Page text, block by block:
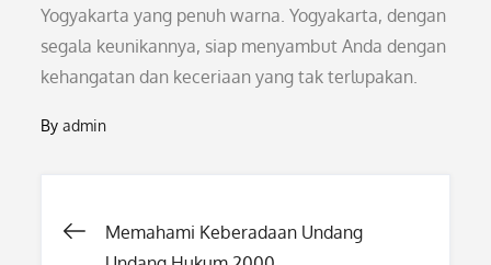
Yogyakarta yang penuh warna. Yogyakarta, dengan
segala keunikannya, siap menyambut Anda dengan
kehangatan dan keceriaan yang tak terlupakan.
Byadmin
Post
Memahami Keberadaan Undang